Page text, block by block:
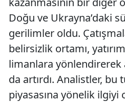
Doğu ve Ukrayna’daki
gerilimler oldu.
belirsizlik ortamı,
limanlara yönlendirerek
da artırdı. Analistler, bu
piyasasına yönelik ilgiyi